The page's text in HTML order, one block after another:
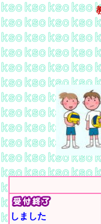
しました